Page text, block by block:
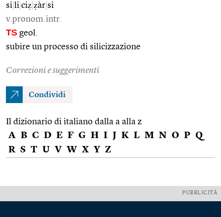
si li ciẓ ẓàr si
v.pronom.intr.
TS geol.
subire un processo di silicizzazione
Correzioni e suggerimenti
Condividi
Il dizionario di italiano dalla a alla z
A B C D E F G H I J K L M N O P Q
R S T U V W X Y Z
PUBBLICITÀ